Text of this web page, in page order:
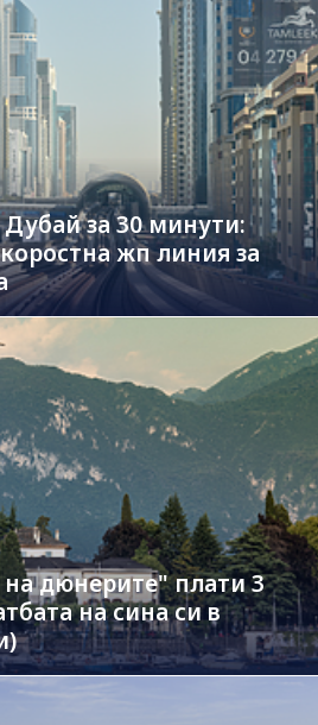
за 30 минути:
жп линия за
на дюнерите" плати 3
на сина си в